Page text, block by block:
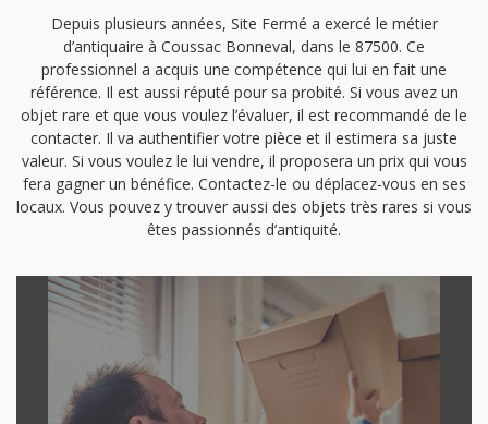
Depuis plusieurs années, Site Fermé a exercé le métier
d’antiquaire à Coussac Bonneval, dans le 87500. Ce
professionnel a acquis une compétence qui lui en fait une
référence. Il est aussi réputé pour sa probité. Si vous avez un
objet rare et que vous voulez l’évaluer, il est recommandé de le
contacter. Il va authentifier votre pièce et il estimera sa juste
valeur. Si vous voulez le lui vendre, il proposera un prix qui vous
fera gagner un bénéfice. Contactez-le ou déplacez-vous en ses
locaux. Vous pouvez y trouver aussi des objets très rares si vous
êtes passionnés d’antiquité.